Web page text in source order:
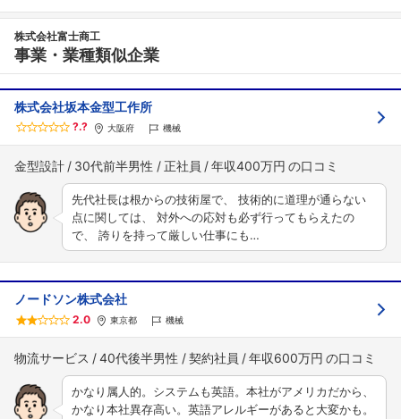
株式会社富士商工
事業・業種類似企業
株式会社坂本金型工作所
?.? 大阪府 機械
金型設計 30代前半男性 正社員 年収400万円
先代社長は根からの技術屋で、 技術的に道理が通らない
点に関しては、 対外への応対も必ず行ってもらえたの
で、 誇りを持って厳しい仕事にも…
ノードソン株式会社
2.0 東京都 機械
物流サービス 40代後半男性 契約社員 年収600万円
かなり属人的。システムも英語。本社がアメリカだから、
かなり本社異存高い。英語アレルギーがあると大変かも。